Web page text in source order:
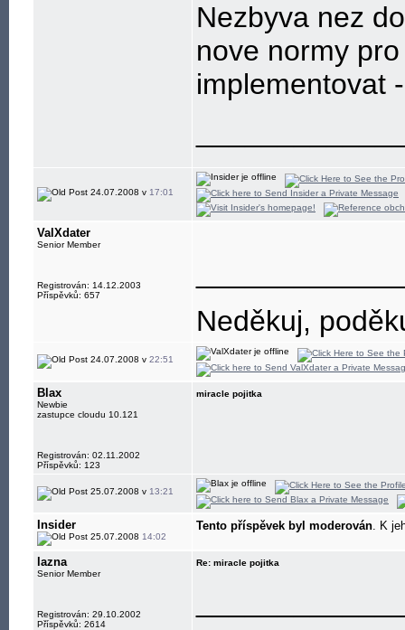
Nezbyva nez
nove normy
implementovat
24.07.2008 v 17:01
ValXdater
Senior Member
Registrován: 14.12.2003
Příspěvků: 657
Neděkuj,
24.07.2008 v 22:51
Blax
Newbie
zastupce cloudu 10.121
Registrován: 02.11.2002
Příspěvků: 123
miracle pojitka
25.07.2008 v 13:21
Insider
25.07.2008 14:02
Tento příspěvek byl moderován. K
lazna
Senior Member
Registrován: 29.10.2002
Příspěvků: 2614
Re: miracle pojitka